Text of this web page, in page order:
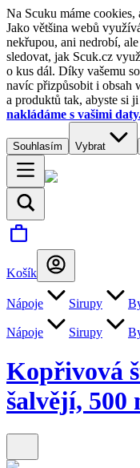
Na Scuku máme cookies,
Jako většina webů
nekřupou, ani nedrobí,
sledovat, jak Scuk.cz
o kus dál. Díky vašemu
navíc přizpůsobit i obsah
a produktů tak, abyste si
nakládáme s vašimi
Souhlasím Vybrat
Košík
Nápoje Sirupy
Nápoje Sirupy
Kopřivová
šalvějí, 500